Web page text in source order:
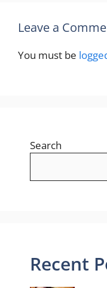
Leave a
You must be
Search
Recent